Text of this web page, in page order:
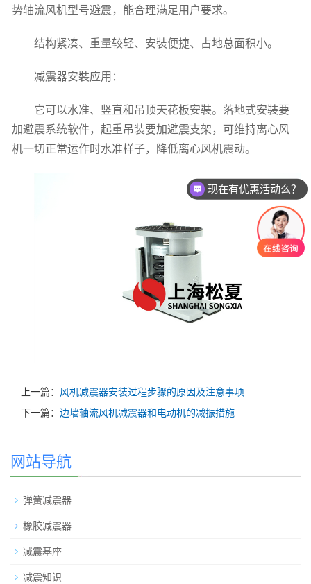
势轴流风机型号避震，能合理满足用户要求。
结构紧凑、重量较轻、安裝便捷、占地总面积小。
减震器安裝应用：
它可以水准、竖直和吊顶天花板安裝。落地式安裝要
加避震系统软件，起重吊装要加避震支架，可维持离心风
机一切正常运作时水准样子，降低离心风机震动。
上一篇： 风机减震器安装过程步骤的原因及注意事项
下一篇： 边墙轴流风机减震器和电动机的减振措施
网站导航
弹簧减震器
橡胶减震器
减震基座
减震知识
现在有优惠活动么？